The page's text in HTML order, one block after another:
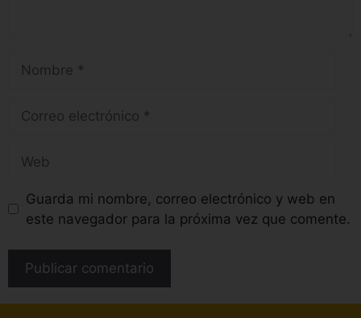
Guarda mi nombre, correo electrónico y web en
este navegador para la próxima vez que comente.